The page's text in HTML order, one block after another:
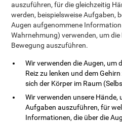
auszuführen, für die gleichzeitig
werden, beispielsweise Aufgaben,
Augen aufgenommene
Wahrnehmung) verwenden, um die
Bewegung auszuführen.
Wir verwenden die Augen, um
Reiz zu lenken und dem
sich der Körper im Raum
Wir verwenden unsere Hände,
Aufgaben auszuführen, für
Informationen, die über die